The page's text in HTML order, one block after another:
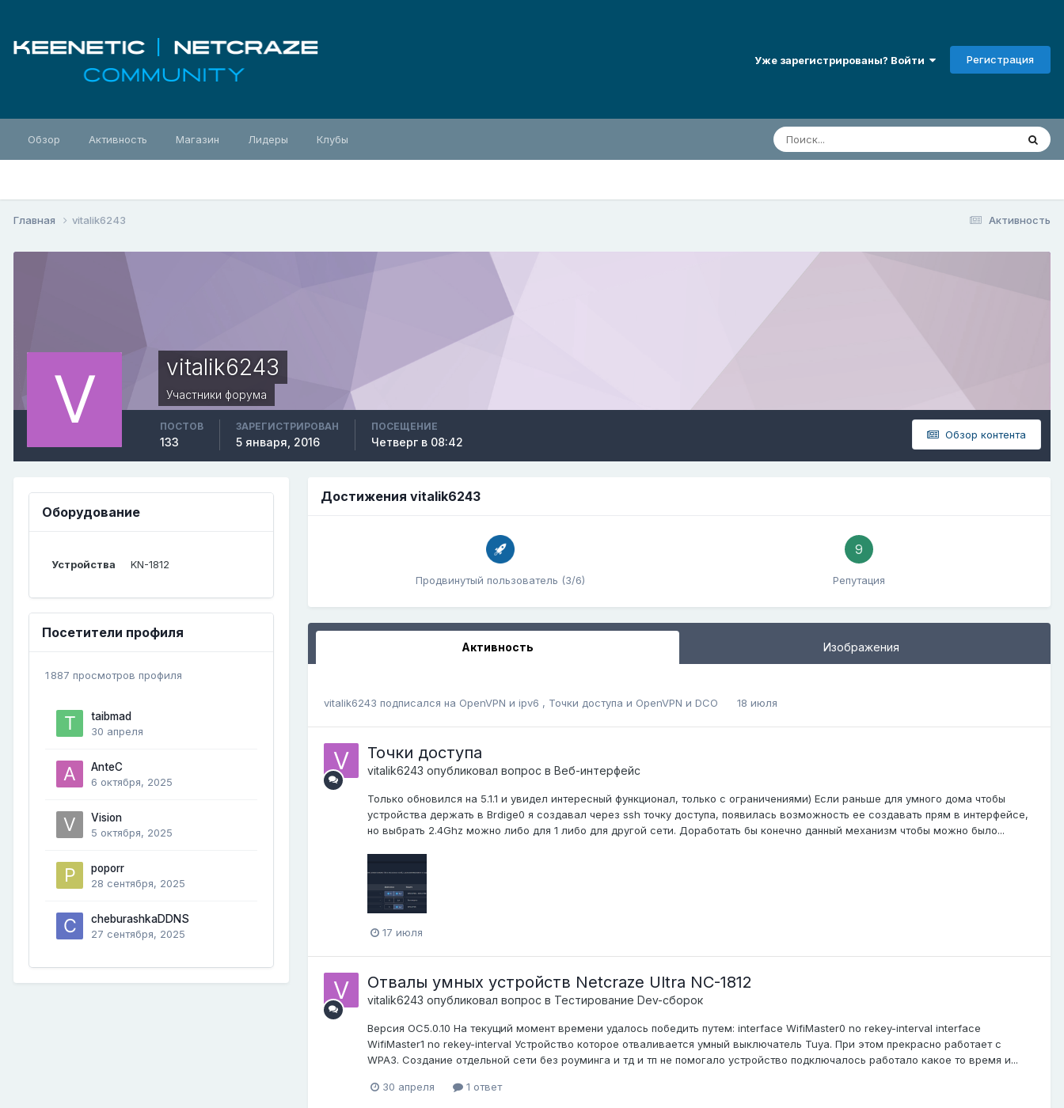
Уже зарегистрированы? Войти Регистрация
Обзор Активность Магазин Лидеры Клубы
Активность
Главная vitalik6243
vitalik6243
Участники форума
Обзор контента
ПОСТОВ
133
ЗАРЕГИСТРИРОВАН
5 января, 2016
ПОСЕЩЕНИЕ
Четверг в 08:42
Оборудование
Устройства KN-1812
Посетители профиля
1 887 просмотров профиля
taibmad
30 апреля
AnteC
6 октября, 2025
Vision
5 октября, 2025
poporr
28 сентября, 2025
cheburashkaDDNS
27 сентября, 2025
Достижения vitalik6243
Продвинутый пользователь (3/6)
9
Репутация
Активность Изображения
vitalik6243 подписался на OpenVPN и ipv6 , Точки доступа и OpenVPN и DCO 18 июля
Точки доступа
vitalik6243 опубликовал вопрос в Веб-интерфейс
Только обновился на 5.1.1 и увидел интересный функционал, только с ограничениями) Если раньше для умного дома чтобы
устройства держать в Brdige0 я создавал через ssh точку доступа, появилась возможность ее создавать прям в интерфейсе,
но выбрать 2.4Ghz можно либо для 1 либо для другой сети. Доработать бы конечно данный механизм чтобы можно было...
17 июля
Отвалы умных устройств Netcraze Ultra NC-1812
vitalik6243 опубликовал вопрос в Тестирование Dev-сборок
Версия ОС5.0.10 На текущий момент времени удалось победить путем: interface WifiMaster0 no rekey-interval interface
WifiMaster1 no rekey-interval Устройство которое отваливается умный выключатель Tuya. При этом прекрасно работает с
WPA3. Создание отдельной сети без роуминга и тд и тп не помогало устройство подключалось работало какое то время и...
30 апреля 1 ответ